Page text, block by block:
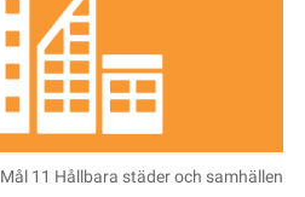
Mål 11 Hållbara städer och samhällen